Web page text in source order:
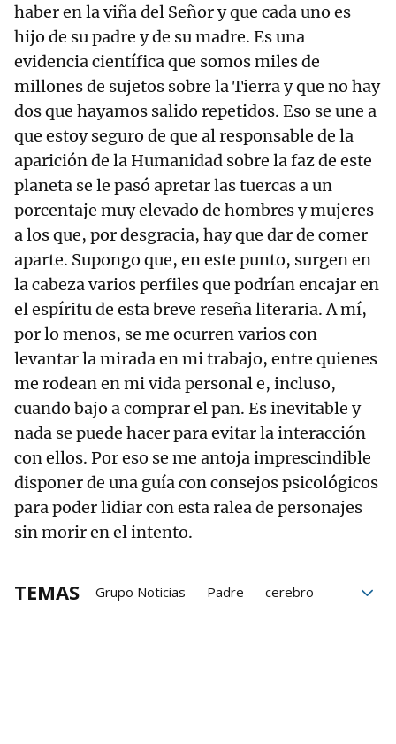
haber en la viña del Señor y que cada uno es
hijo de su padre y de su madre. Es una
evidencia científica que somos miles de
millones de sujetos sobre la Tierra y que no hay
dos que hayamos salido repetidos. Eso se une a
que estoy seguro de que al responsable de la
aparición de la Humanidad sobre la faz de este
planeta se le pasó apretar las tuercas a un
porcentaje muy elevado de hombres y mujeres
a los que, por desgracia, hay que dar de comer
aparte. Supongo que, en este punto, surgen en
la cabeza varios perfiles que podrían encajar en
el espíritu de esta breve reseña literaria. A mí,
por lo menos, se me ocurren varios con
levantar la mirada en mi trabajo, entre quienes
me rodean en mi vida personal e, incluso,
cuando bajo a comprar el pan. Es inevitable y
nada se puede hacer para evitar la interacción
con ellos. Por eso se me antoja imprescindible
disponer de una guía con consejos psicológicos
para poder lidiar con esta ralea de personajes
sin morir en el intento.
TEMAS Grupo Noticias Padre
cerebro